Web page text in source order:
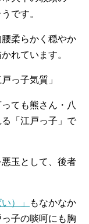
です。
柔らかく穏やか
れています。
っ子気質」
ても熊さん・八
「江戸っ子」で
玉として、後者
）」
もなかなか
子の啖呵にも胸